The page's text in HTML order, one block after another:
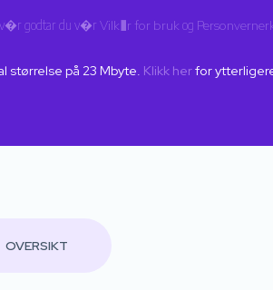
v�r godtar du v�r Vilk�r for bruk og
størrelse på 23 Mbyte. Klikk herfor
OVERSIKT